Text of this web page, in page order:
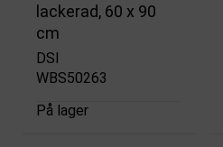
lackerad, 60 x 90
cm
DSI
WBS50263
På lager